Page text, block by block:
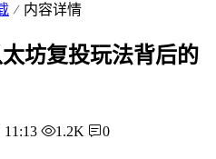
内容详情
坊复投玩法背后的
11:13 1.2K 0